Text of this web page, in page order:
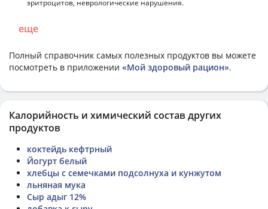
эритроцитов, неврологические нарушения.
еще
Полный справочник самых полезных продуктов вы можете
посмотреть в приложении «Мой здоровый рацион».
Калорийность и химический состав других
продуктов
коктейдь кефтрный
Йогурт белый
хлебцы с семечками подсолнуха и кунжутом
льняная мука
Сыр адыг 12%